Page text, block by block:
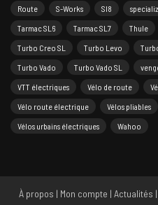
Route
S-Works Sl8
Tarmac SL6
Tarmac SL7 Thule
Turbo Creo SL
Turbo Levo
Turbo Vado
Turbo Vado SL
VTT électriques
Vélo de route
Vélo route électrique
Vélos pliables
Vélos urbains électriques
Wahoo
À propos | Mon compte | Actualités |